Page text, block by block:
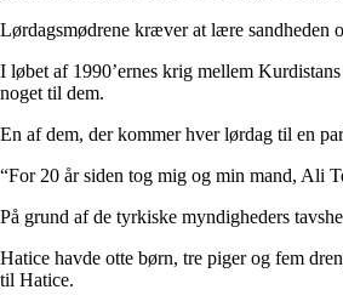
Lørdagsmødrene kræver at lære sandheden
I løbet af 1990’ernes krig mellem
noget til dem.
En af dem, der kommer hver lørdag til en
“For 20 år siden tog mig og min mand, Ali
På grund af de tyrkiske myndigheders
Hatice havde otte børn, tre piger og fem
til Hatice.